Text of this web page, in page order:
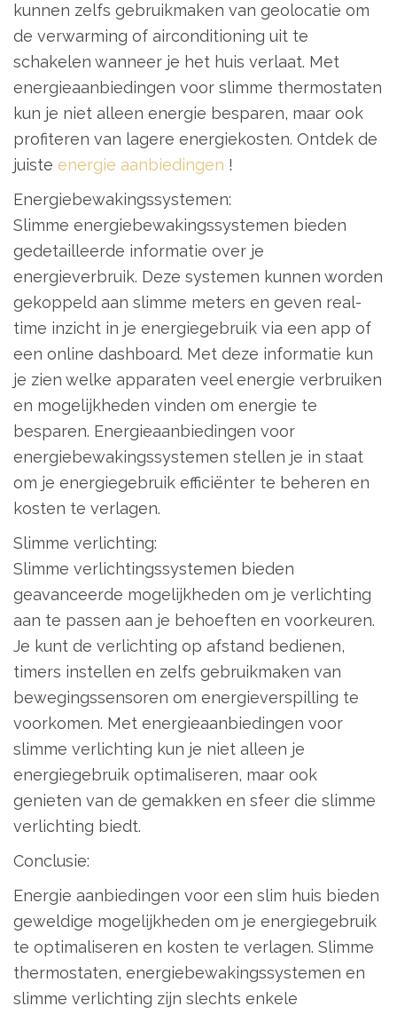
kunnen zelfs gebruikmaken van geolocatie om
de verwarming of airconditioning uit te
schakelen wanneer je het huis verlaat. Met
energieaanbiedingen voor slimme thermostaten
kun je niet alleen energie besparen, maar ook
profiteren van lagere energiekosten. Ontdek de
juiste energie aanbiedingen !
Energiebewakingssystemen:
Slimme energiebewakingssystemen bieden
gedetailleerde informatie over je
energieverbruik. Deze systemen kunnen worden
gekoppeld aan slimme meters en geven real-
time inzicht in je energiegebruik via een app of
een online dashboard. Met deze informatie kun
je zien welke apparaten veel energie verbruiken
en mogelijkheden vinden om energie te
besparen. Energieaanbiedingen voor
energiebewakingssystemen stellen je in staat
om je energiegebruik efficiënter te beheren en
kosten te verlagen.
Slimme verlichting:
Slimme verlichtingssystemen bieden
geavanceerde mogelijkheden om je verlichting
aan te passen aan je behoeften en voorkeuren.
Je kunt de verlichting op afstand bedienen,
timers instellen en zelfs gebruikmaken van
bewegingssensoren om energieverspilling te
voorkomen. Met energieaanbiedingen voor
slimme verlichting kun je niet alleen je
energiegebruik optimaliseren, maar ook
genieten van de gemakken en sfeer die slimme
verlichting biedt.
Conclusie:
Energie aanbiedingen voor een slim huis bieden
geweldige mogelijkheden om je energiegebruik
te optimaliseren en kosten te verlagen. Slimme
thermostaten, energiebewakingssystemen en
slimme verlichting zijn slechts enkele